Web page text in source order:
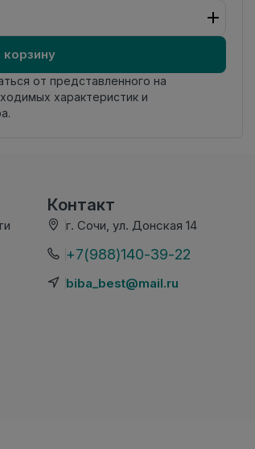
от представленного на
характеристик и
Контакт
г. Сочи, ул. Донская 14
+7(988)140-39-22
biba_best@mail.ru